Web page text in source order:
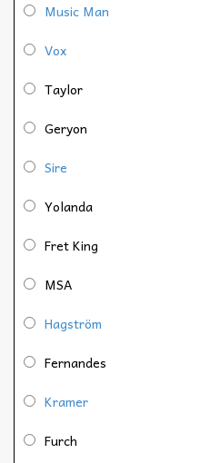
Music Man
Vox
Taylor
Geryon
Sire
Yolanda
Fret King
MSA
Hagström
Fernandes
Kramer
Furch